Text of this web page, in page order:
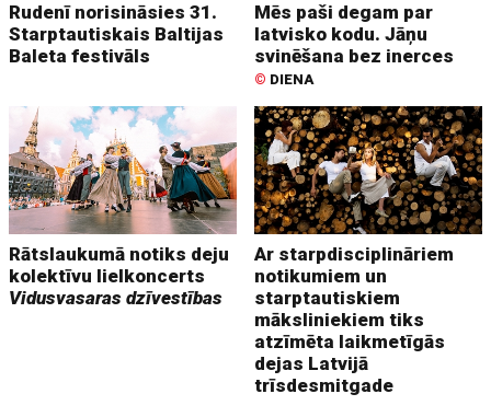
Rudenī norisināsies 31.
Starptautiskais Baltijas
Baleta festivāls
Mēs paši degam par
latvisko kodu. Jāņu
svinēšana bez inerces
© DIENA
Rātslaukumā notiks deju
kolektīvu lielkoncerts
Vidusvasaras dzīvestības
Ar starpdisciplināriem
notikumiem un
starptautiskiem
māksliniekiem tiks
atzīmēta laikmetīgās
dejas Latvijā
trīsdesmitgade